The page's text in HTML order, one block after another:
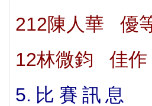
212陳人華   優
12林微鈞   佳
5.比賽訊